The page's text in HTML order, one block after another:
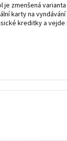
je zmenšená
karty na
kreditky a vejde